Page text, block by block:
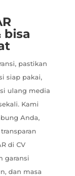
bisa
pastikan
siap pakai,
ulang media
Kami
Anda,
di CV
garansi
dan masa